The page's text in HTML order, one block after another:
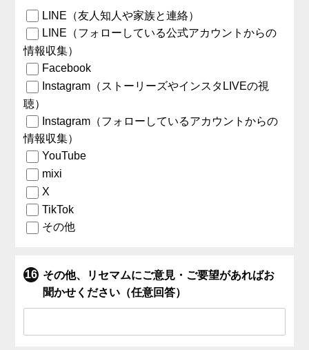
LINE（友人知人や家族と連絡）
LINE（フォローしている公式アカウントからの
情報収集）
Facebook
Instagram（ストーリーズやインスタLIVEの視
聴）
Instagram（フォローしているアカウントからの
情報収集）
YouTube
mixi
X
TikTok
その他
その他、リセマムにご意見・ご要望があればお
聞かせください（任意回答）